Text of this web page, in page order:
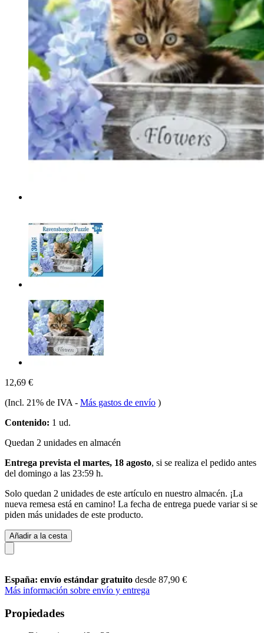
12,69 €
(Incl. 21% de IVA - Más gastos de envío )
Contenido: 1 ud.
Quedan 2 unidades en almacén
Entrega prevista el martes, 18 agosto, si se realiza el pedido antes
del domingo a las 23:59 h.
Solo quedan 2 unidades de este artículo en nuestro almacén. ¡La
nueva remesa está en camino! La fecha de entrega puede variar si se
piden más unidades de este producto.
Añadir a la cesta
España: envío estándar gratuito desde 87,90 €
Más información sobre envío y entrega
Propiedades